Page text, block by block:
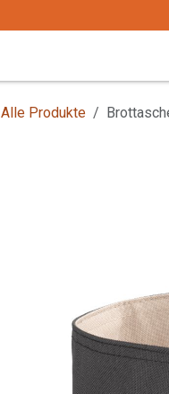
Alle Produkte